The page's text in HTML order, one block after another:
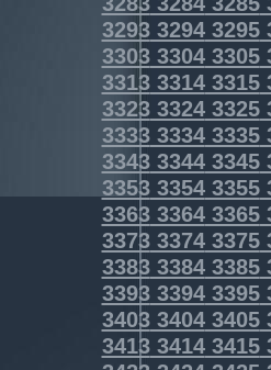
329332943295
330333043305
331333143315
332333243325
333333343335
334333443345
335333543355
336333643365
337333743375
338333843385
339333943395
340334043405
341334143415